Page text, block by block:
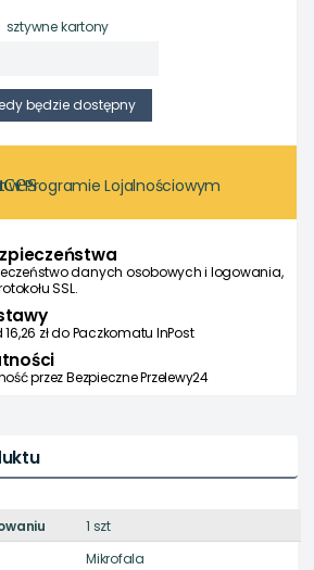
sztywne kartony
w Programie Lojalnościowym
danych osobowych i logowania,
SSL.
zł do Paczkomatu InPost
przez Bezpieczne Przelewy24
1 szt
Mikrofala